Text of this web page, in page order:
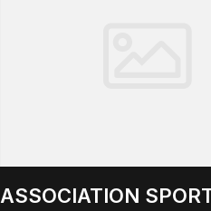
ASSOCIATION